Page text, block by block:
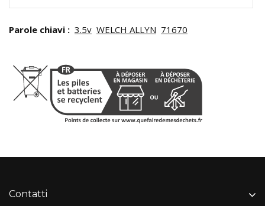
Parole chiavi : 3.5v WELCH ALLYN 71670
Contatti